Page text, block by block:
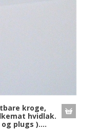
kroge,
hvidlak.
plugs )....